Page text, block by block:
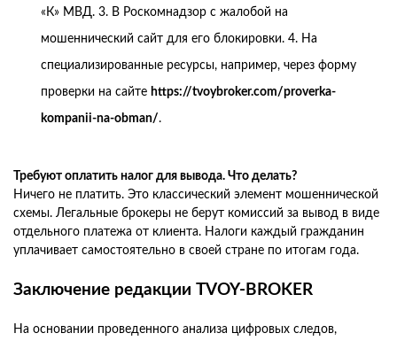
«К» МВД. 3. В Роскомнадзор с жалобой на
мошеннический сайт для его блокировки. 4. На
специализированные ресурсы, например, через форму
проверки на сайте https://tvoybroker.com/proverka-
kompanii-na-obman/.
Требуют оплатить налог для вывода. Что делать?
Ничего не платить. Это классический элемент мошеннической
схемы. Легальные брокеры не берут комиссий за вывод в виде
отдельного платежа от клиента. Налоги каждый гражданин
уплачивает самостоятельно в своей стране по итогам года.
Заключение редакции TVOY-BROKER
На основании проведенного анализа цифровых следов,